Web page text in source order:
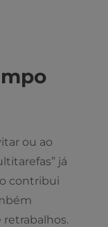
ou ao
já
contribui
retrabalhos.